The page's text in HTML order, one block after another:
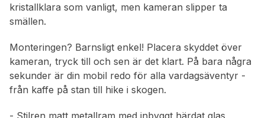
kristallklara som vanligt, men kameran slipper ta
smällen.
Monteringen? Barnsligt enkel! Placera skyddet över
kameran, tryck till och sen är det klart. På bara några
sekunder är din mobil redo för alla vardagsäventyr -
från kaffe på stan till hike i skogen.